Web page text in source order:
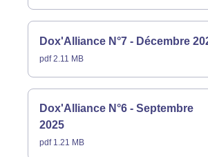
Dox'Alliance N°7 - Décembre
pdf 2.11 MB
Dox'Alliance N°6 - Septembre
2025
pdf 1.21 MB